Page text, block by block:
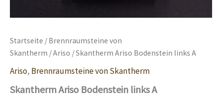
Startseite / Brennraumsteine von
Skantherm /Ariso / Skantherm Ariso Bodenstein links A
Ariso, Brennraumsteine von Skantherm
Skantherm Ariso Bodenstein links A